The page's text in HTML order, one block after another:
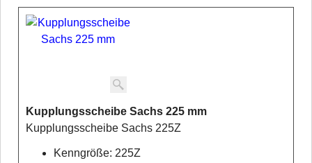
Kupplungsscheibe Sachs 225 mm
Kupplungsscheibe Sachs 225Z
Kenngröße: 225Z